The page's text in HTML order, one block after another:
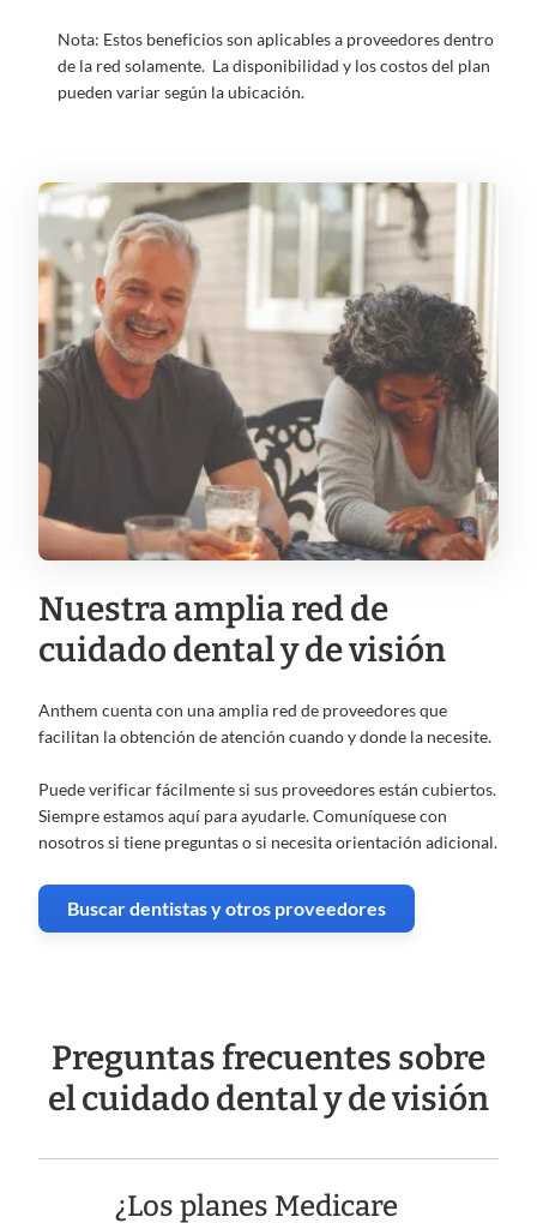
Nota: Estos beneficios son aplicables a proveedores dentro
de la red solamente. La disponibilidad y los costos del plan
pueden variar según la ubicación.
Nuestra amplia red de
cuidado dental y de visión
Anthem cuenta con una amplia red de proveedores que
facilitan la obtención de atención cuando y donde la necesite.
Puede verificar fácilmente si sus proveedores están cubiertos.
Siempre estamos aquí para ayudarle. Comuníquese con
nosotros si tiene preguntas o si necesita orientación adicional.
Buscar dentistas y otros proveedores
Preguntas frecuentes sobre
elcuidado dental y de visión
¿Los planes Medicare